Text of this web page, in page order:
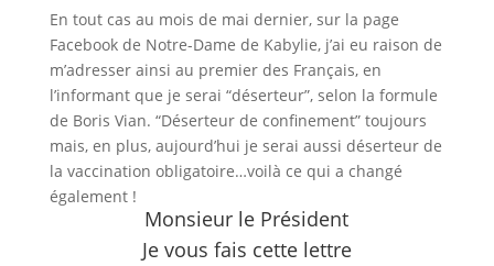
En tout cas au mois de mai dernier, sur la page
Facebook de Notre-Dame de Kabylie, j’ai eu raison de
m’adresser ainsi au premier des Français, en
l’informant que je serai “déserteur”, selon la formule
de Boris Vian. “Déserteur de confinement” toujours
mais, en plus, aujourd’hui je serai aussi déserteur de
la vaccination obligatoire…voilà ce qui a changé
également !
Monsieur le Président
Je vous fais cette lettre